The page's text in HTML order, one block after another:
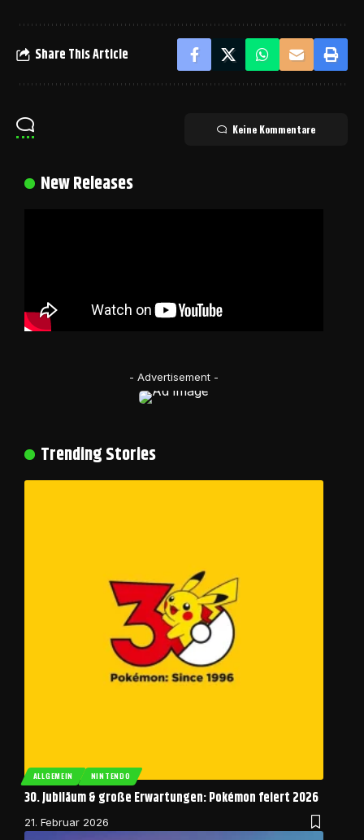
Share This Article
Keine Kommentare
New Releases
- Advertisement -
Trending Stories
ALLGEMEIN NINTENDO
30. Jubiläum & große Erwartungen: Pokémon feiert 2026
21. Februar 2026